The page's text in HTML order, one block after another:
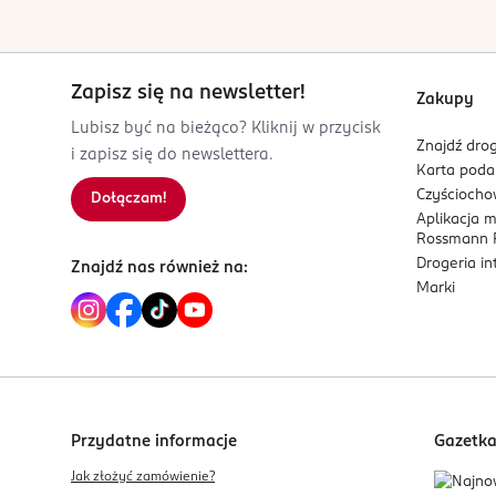
Zapisz się na newsletter!
Lubisz być na bieżąco? Kliknij w przycisk
i zapisz się do newslettera.
Dołączam!
Znajdź nas również na:
Zakupy
Znajdź
Karta
Aplikacja
Rossmann
Drogeria
Marki
Przydatne informacje
Jak złożyć zamówienie?
Gazetka